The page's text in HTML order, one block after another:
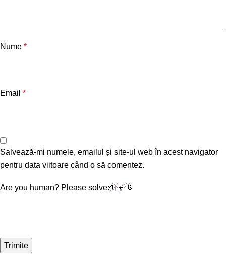
Nume *
Email *
Salvează-mi numele, emailul și site-ul web în acest navigator
pentru data viitoare când o să comentez.
Are you human? Please solve: